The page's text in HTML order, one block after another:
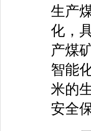
生产
化，
产煤
智能
米的
安全